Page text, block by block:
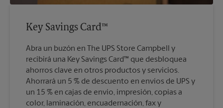
Key Savings Card™
Abra un buzón en The UPS Store Campbell y
recibirá una Key Savings Card™ que desbloquea
ahorros clave en otros productos y servicios.
Ahorrará un 5 % de descuento en envíos de UPS y
un 15 % en cajas de envío, impresión, copias a
color, laminación, encuadernación, fax y